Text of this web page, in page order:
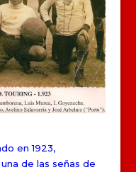
en 1923,
de las señas de